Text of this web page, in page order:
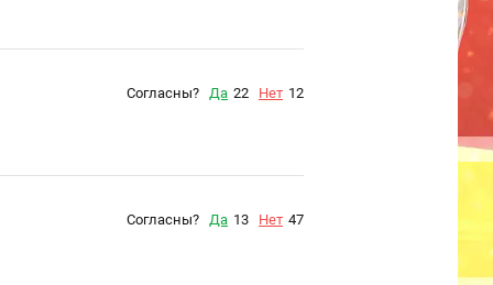
Согласны? Да 22 Нет 12
Согласны? Да 13 Нет 47